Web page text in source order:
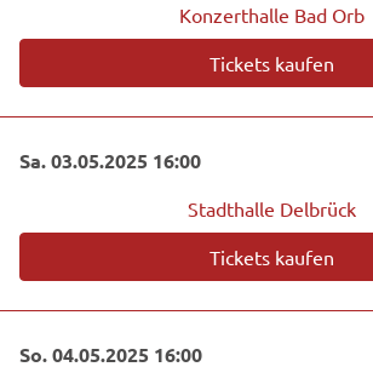
Konzerthalle Bad Orb
Tickets kaufen
Sa. 03.05.2025 16:00
Stadthalle Delbrück
Tickets kaufen
So. 04.05.2025 16:00